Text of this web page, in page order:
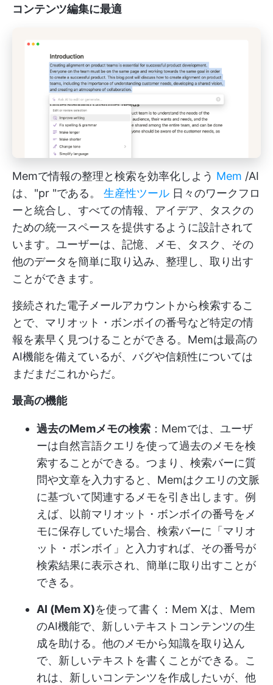
コンテンツ編集に最適
Memで情報の整理と検索を効率化しよう Mem /AI
は、"pr "である。 生産性ツール 日々のワークフロ
ーと統合し、すべての情報、アイデア、タスクの
ための統一スペースを提供するように設計されて
います。ユーザーは、記憶、メモ、タスク、その
他のデータを簡単に取り込み、整理し、取り出す
ことができます。
接続された電子メールアカウントから検索するこ
とで、マリオット・ボンボイの番号など特定の情
報を素早く見つけることができる。Memは最高の
AI機能を備えているが、バグや信頼性については
まだまだこれからだ。
最高の機能
過去のMemメモの検索 ：Memでは、ユーザ
ーは自然言語クエリを使って過去のメモを検
索することができる。つまり、検索バーに質
問や文章を入力すると、Memはクエリの文脈
に基づいて関連するメモを引き出します。例
えば、以前マリオット・ボンボイの番号をメ
モに保存していた場合、検索バーに「マリオ
ット・ボンボイ」と入力すれば、その番号が
検索結果に表示され、簡単に取り出すことが
できる。
AI (Mem X)を使って書く：Mem Xは、Mem
のAI機能で、新しいテキストコンテンツの生
成を助ける。他のメモから知識を取り込ん
で、新しいテキストを書くことができる。こ
れは、新しいコンテンツを作成したいが、他